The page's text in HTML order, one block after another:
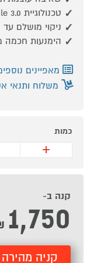
טכנולוגיית ZeroTangle 3.0
ניקוי מושלם
הימנעות חכמה
מאפיינים
משלוח ותנאי
כמות
+
קנה ב-
1,750
קניה מהירה